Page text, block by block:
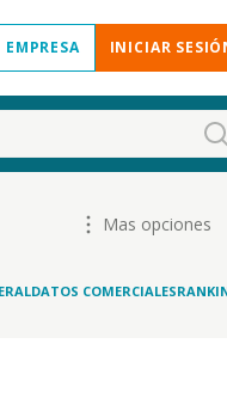
INICIAR
Mas opciones
DATOS COMERCIALES